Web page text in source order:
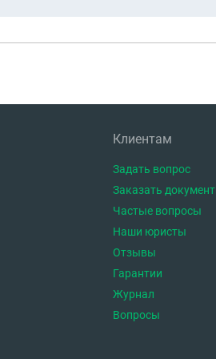
Клиентам
Задать вопрос
Заказать документ
Частые вопросы
Наши юристы
Отзывы
Гарантии
Журнал
Вопросы